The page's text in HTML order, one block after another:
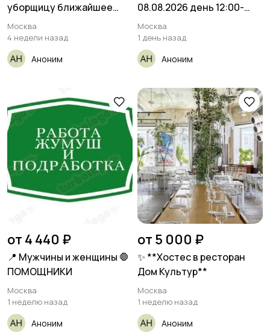
уборщицу ближайшее
время
Москва
4 недели назад
Аноним
08.08.2026 день 12:00-
00:00
Москва
1 день назад
Аноним
от 4 440 ₽
📍 Мужчины и женщины 🛑
ПОМОЩНИКИ
Москва
1 неделю назад
Аноним
от 5 000 ₽
✨ **Хостес в ресторан
Дом Культур**
Москва
1 неделю назад
Аноним